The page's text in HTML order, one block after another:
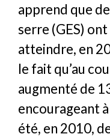
apprend que
serre (GES)
atteindre, en
le fait qu’au
augmenté de
encourageant
été, en 2010,